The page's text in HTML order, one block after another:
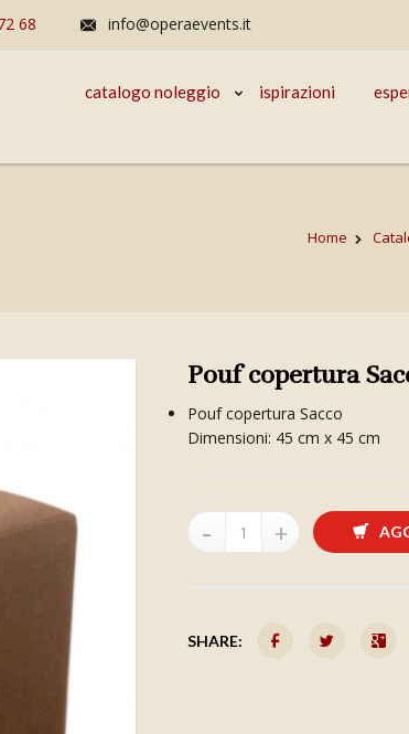
68 info@operaevents.it
catalogo noleggio ispirazioni
Home
Pouf copertura
Pouf copertura Sacco
Dimensioni: 45 cm x 45 cm
SHARE: